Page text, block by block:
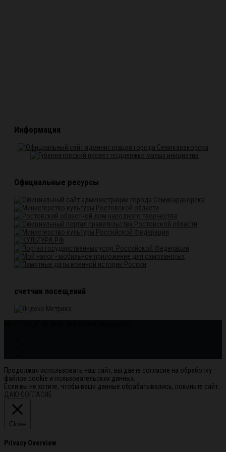
Информация
Официальные ресурсы
счетчик посещений
Продолжая использовать наш сайт, вы даете согласие на обработку
файлов cookie и пользовательских данных.
Если вы не хотите, чтобы ваши данные обрабатывались, покиньте сайт.
ДАЮ СОГЛАСИЕ
Close
Privacy Overview